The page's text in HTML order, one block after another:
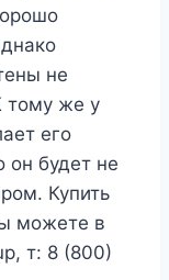
не
тому же у
его
он будет не
Купить
можете в
т: 8 (800)